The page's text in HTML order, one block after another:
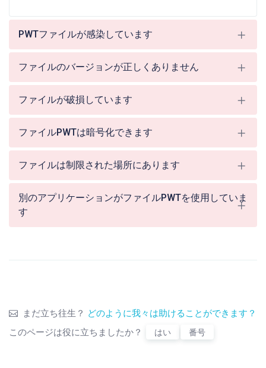
PWTファイルが感染しています
ファイルのバージョンが正しくありません
ファイルが破損しています
ファイルPWTは暗号化できます
ファイルは制限された場所にあります
別のアプリケーションがファイルPWTを使用していま
す
まだ立ち往生？ どのように我々は助けることができます？
このページは役に立ちましたか？
はい 番号